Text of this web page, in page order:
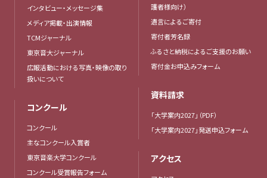
インタビュー・メッセージ集
メディア掲載・出演情報
TCMジャーナル
東京音大ジャーナル
広報活動における写真・映像の取り
扱いについて
コンクール
コンクール
主なコンクール入賞者
東京音楽大学コンクール
コンクール受賞報告フォーム
護者様向け）
遺言によるご寄付
寄付者芳名録
ふるさと納税によるご支援のお願い
寄付金お申込みフォーム
資料請求
「大学案内2027」（PDF）
「大学案内2027」発送申込フォーム
アクセス